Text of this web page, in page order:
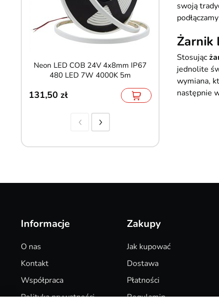
Neon LED COB 24V 4x8mm IP67
480 LED 7W 4000K 5m
131,50
Lampa
85x50mm
swoją
Żarnik
Stosując
jednolite
wymiana,
następnie
Informacje
O nas
Kontakt
Współpraca
Polityka prywatności
Zakupy
Jak kupować
Dostawa
Płatności
Regulamin